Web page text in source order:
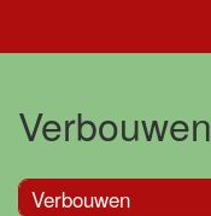
Verbouwen
Verbouwen